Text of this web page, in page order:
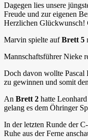
Dagegen lies unsere
Freude und zur eigenen
Herzlichen Glückwunsch!
Marvin spielte aufBrett 5
Mannschaftsführer Nieke
Doch davon wollte Pascal
zu gewinnen und somit
An Brett 2 hatte
gelang es dem Öhringer
In der letzten Runde der
Ruhe aus der Ferne